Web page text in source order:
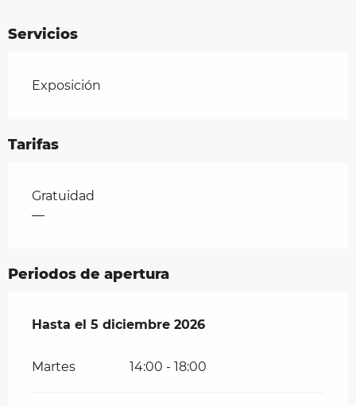
Servicios
Exposición
Tarifas
Tarifas 2026
Gratuidad
—
Periodos de apertura
Del18 junio 2026al5 diciembre 2026
Hasta el 5 diciembre 2026
Martes 14:00 - 18:00